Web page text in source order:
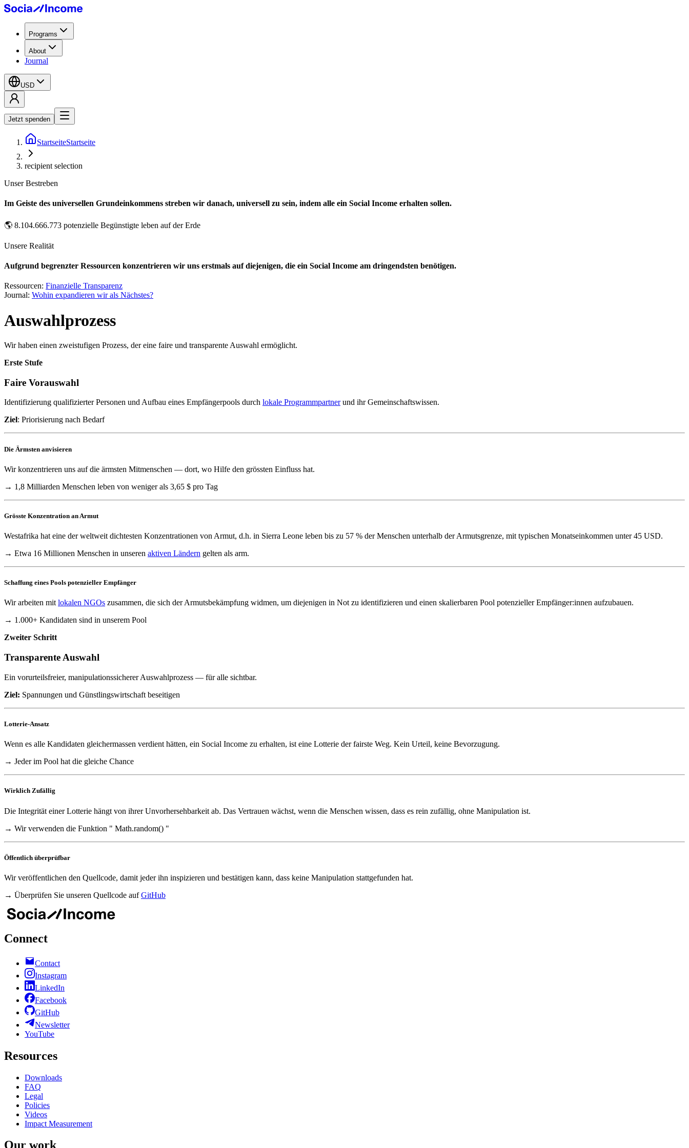
Programs
About
Journal
USD
Jetzt spenden
StartseiteStartseite
recipient selection
Unser Bestreben
Im Geiste des universellen Grundeinkommens streben wir danach, universell zu sein, indem alle ein Social Income erhalten sollen.
🌎 8.104.666.773 potenzielle Begünstigte leben auf der Erde
Unsere Realität
Aufgrund begrenzter Ressourcen konzentrieren wir uns erstmals aufdiejenigen, die ein Social Income am dringendsten benötigen.
Ressourcen: Finanzielle Transparenz
Journal: Wohin expandieren wir als Nächstes?
Auswahlprozess
Wir haben einen zweistufigen Prozess, der eine faire und transparente Auswahl ermöglicht.
Erste Stufe
Faire Vorauswahl
Identifizierung qualifizierter Personen und Aufbau eines Empfängerpools durch lokale Programmpartnerund ihr Gemeinschaftswissen.
Ziel: Priorisierung nach Bedarf
Die Ärmsten anvisieren
Wir konzentrieren uns auf die ärmsten Mitmenschen — dort, wo Hilfe den grössten Einfluss hat.
→ 1,8 Milliarden Menschen leben von weniger als 3,65 $ pro Tag
Grösste Konzentration an Armut
Westafrika hat eine der weltweit dichtesten Konzentrationen von Armut, d.h. in Sierra Leone leben bis zu 57 % der Menschen unterhalb der Armutsgrenze, mit typischen Monatseinkommen unter 45 USD.
→ Etwa 16 Millionen Menschen in unseren aktiven Ländern gelten als arm.
Schaffung eines Pools potenzieller Empfänger
Wir arbeiten mitlokalen NGOs zusammen, die sich der Armutsbekämpfung widmen, um diejenigen in Not zu identifizieren und einen skalierbaren Pool potenzieller Empfänger:innen aufzubauen.
→ 1.000+ Kandidaten sind in unserem Pool
Zweiter Schritt
Transparente Auswahl
Ein vorurteilsfreier, manipulationssicherer Auswahlprozess — für alle sichtbar.
Ziel: Spannungen und Günstlingswirtschaft beseitigen
Lotterie-Ansatz
Wenn es alle Kandidaten gleichermassen verdient hätten, ein Social Income zu erhalten, ist eine Lotterie der fairste Weg. Kein Urteil, keine Bevorzugung.
→ Jeder im Pool hat die gleiche Chance
Wirklich Zufällig
Die Integrität einer Lotterie hängt von ihrer Unvorhersehbarkeit ab. Das Vertrauen wächst, wenn die Menschen wissen, dass es rein zufällig, ohne Manipulation ist.
→ Wir verwenden die Funktion " Math.random() "
Öffentlich überprüfbar
Wir veröffentlichen den Quellcode, damit jeder ihn inspizieren und bestätigen kann, dass keine Manipulation stattgefunden hat.
→ Überprüfen Sie unseren Quellcode aufGitHub
Connect
Contact
Instagram
LinkedIn
Facebook
GitHub
Newsletter
YouTube
Resources
Downloads
FAQ
Legal
Policies
Videos
Impact Measurement
Our work